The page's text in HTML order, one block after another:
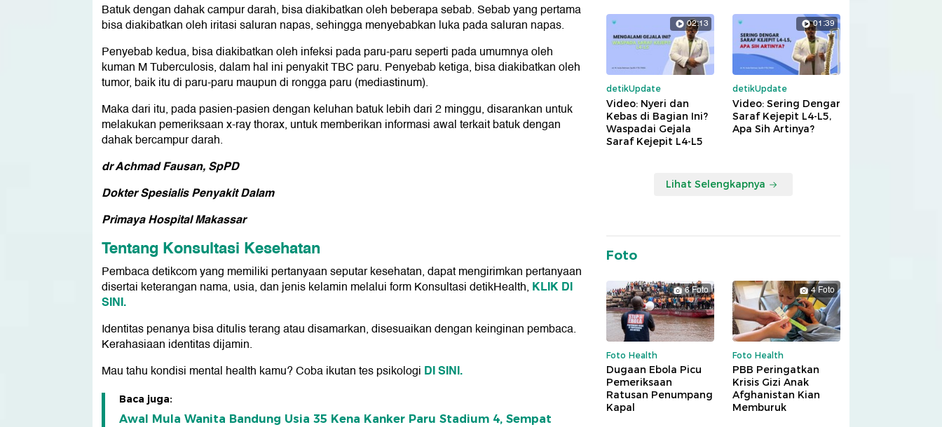
Batuk dengan dahak campur darah, bisa diakibatkan oleh beberapa sebab. Sebab yang pertama
bisa diakibatkan oleh iritasi saluran napas, sehingga menyebabkan luka pada saluran napas.
Penyebab kedua, bisa diakibatkan oleh infeksi pada paru-paru seperti pada umumnya oleh
kuman M Tuberculosis, dalam hal ini penyakit TBC paru. Penyebab ketiga, bisa diakibatkan oleh
tumor, baik itu di paru-paru maupun di rongga paru (mediastinum).
Maka dari itu, pada pasien-pasien dengan keluhan batuk lebih dari 2 minggu, disarankan untuk
melakukan pemeriksaan x-ray thorax, untuk memberikan informasi awal terkait batuk dengan
dahak bercampur darah.
dr Achmad Fausan, SpPD
Dokter Spesialis Penyakit Dalam
Primaya Hospital Makassar
Tentang Konsultasi Kesehatan
Pembaca detikcom yang memiliki pertanyaan seputar kesehatan, dapat mengirimkan pertanyaan
disertai keterangan nama, usia, dan jenis kelamin melalui form Konsultasi detikHealth, KLIK DI
SINI.
Identitas penanya bisa ditulis terang atau disamarkan, disesuaikan dengan keinginan pembaca.
Kerahasiaan identitas dijamin.
Mau tahu kondisi mental health kamu? Coba ikutan tes psikologi DI SINI.
Baca juga:
Awal Mula Wanita Bandung Usia 35 Kena Kanker Paru Stadium 4, Sempat
02:13
detikUpdate
Video: Nyeri dan
Kebas di Bagian Ini?
Waspadai Gejala
Saraf Kejepit L4-L5
01:39
detikUpdate
Video: Sering Dengar
Saraf Kejepit L4-L5,
Apa Sih Artinya?
Lihat Selengkapnya
Foto
6 Foto
Foto Health
Dugaan Ebola Picu
Pemeriksaan
Ratusan Penumpang
Kapal
4 Foto
Foto Health
PBB Peringatkan
Krisis Gizi Anak
Afghanistan Kian
Memburuk